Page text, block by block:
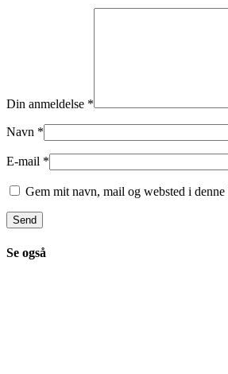
Din anmeldelse *
Navn *
E-mail *
Gem mit navn, mail og websted i
Se også